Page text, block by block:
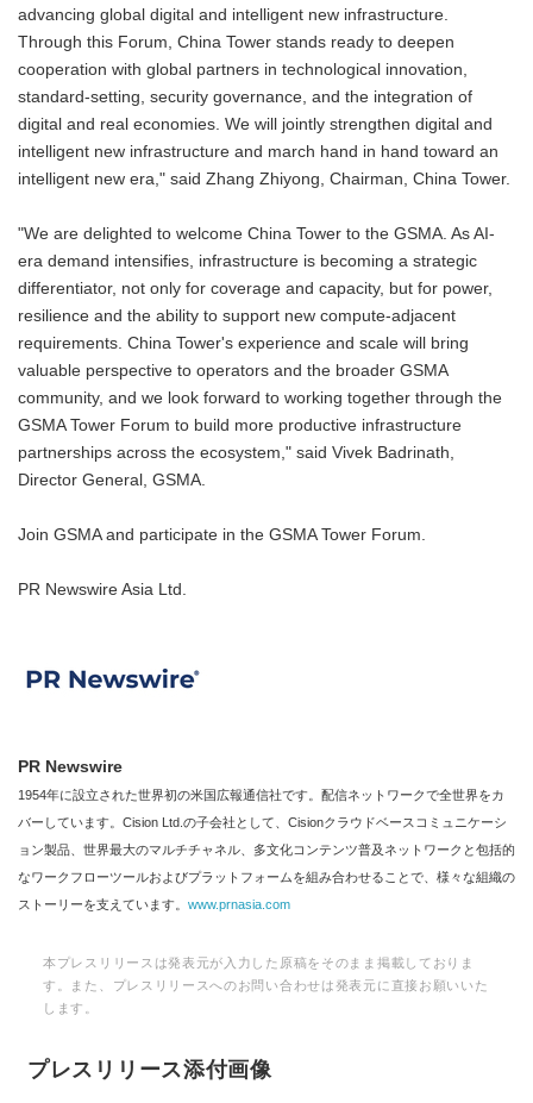
advancing global digital and intelligent new infrastructure.
Through this Forum, China Tower stands ready to deepen
cooperation with global partners in technological innovation,
standard-setting, security governance, and the integration of
digital and real economies. We will jointly strengthen digital and
intelligent new infrastructure and march hand in hand toward an
intelligent new era," said Zhang Zhiyong, Chairman, China Tower.
"We are delighted to welcome China Tower to the GSMA. As AI-
era demand intensifies, infrastructure is becoming a strategic
differentiator, not only for coverage and capacity, but for power,
resilience and the ability to support new compute-adjacent
requirements. China Tower's experience and scale will bring
valuable perspective to operators and the broader GSMA
community, and we look forward to working together through the
GSMA Tower Forum to build more productive infrastructure
partnerships across the ecosystem," said Vivek Badrinath,
Director General, GSMA.
Join GSMA and participate in the GSMA Tower Forum.
PR Newswire Asia Ltd.
PR Newswire
1954年に設立された世界初の米国広報通信社です。配信ネットワークで全世界をカ
バーしています。Cision Ltd.の子会社として、Cisionクラウドベースコミュニケーシ
ョン製品、世界最大のマルチチャネル、多文化コンテンツ普及ネットワークと包括的
なワークフローツールおよびプラットフォームを組み合わせることで、様々な組織の
ストーリーを支えています。 www.prnasia.com
本プレスリリースは発表元が入力した原稿をそのまま掲載しておりま
す。また、プレスリリースへのお問い合わせは発表元に直接お願いいた
します。
プレスリリース添付画像